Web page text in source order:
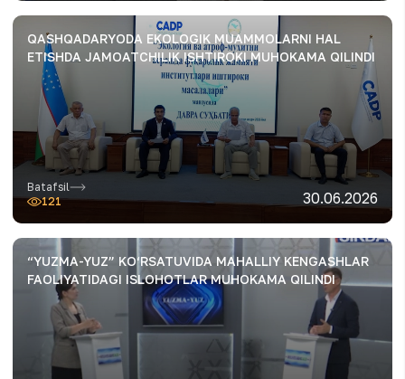
QASHQADARYODA EKOLOGIK MUAMMOLARNI HAL
ETISHDA JAMOATCHILIK ISHTIROKI MUHOKAMA QILINDI
Batafsil
121
30.06.2026
“YUZMA-YUZ” KO‘RSATUVIDA MAHALLIY KENGASHLAR
FAOLIYATIDAGI ISLOHOTLAR MUHOKAMA QILINDI